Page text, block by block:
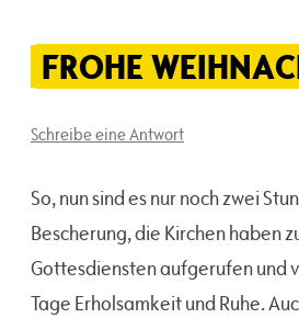
FROHE
Schreibe eine Antwort
So, nun sind es nur noch zwei
Bescherung, die Kirchen haben
Gottesdiensten aufgerufen und
Tage Erholsamkeit und Ruhe.